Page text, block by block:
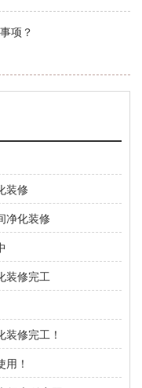
项？
装修
净化装修
装修完工
修完工！
！